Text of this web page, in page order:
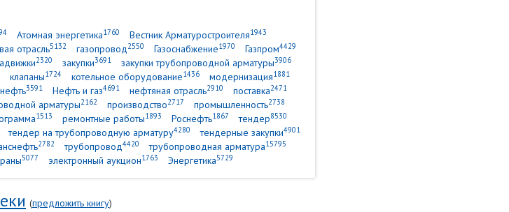
Атомная энергетика1760 Вестник Арматуростроителя1943
отрасль5132 газопровод2550 Газоснабжение1970 Газпром4429
2320 закупки3691 закупки трубопроводной арматуры3906
клапаны1724 котельное оборудование1436 модернизация1881
нефть3591 Нефть и газ4691 нефтяная отрасль2910 поставка2471
арматуры2162 производство2717 промышленность2738
1513 ремонтные работы1893 Роснефть1867 тендер8530
тендер на трубопроводную арматуру4280 тендерные закупки4901
2782 трубопровод4420 трубопроводная арматура15795
5077 электронный аукцион1763 Энергетика5729
(предложить книгу)